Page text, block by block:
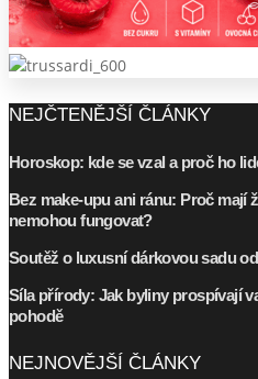
NEJČTENĚJŠÍ ČLÁNKY
Horoskop: kde se vzal a proč ho
Bez make-upu ani ránu: Proč mají
nemohou fungovat?
Soutěž o luxusní dárkovou sadu
Síla přírody: Jak byliny prospívají
pohodě
NEJNOVĚJŠÍ ČLÁNKY